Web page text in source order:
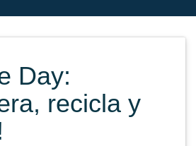
Day:
recicla y